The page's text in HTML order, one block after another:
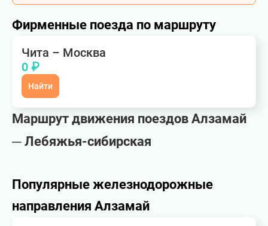
Фирменные поезда по маршруту
Чита – Москва
0 ₽
Найти
Маршрут движения поездов Алзамай
─ Лебяжья-сибирская
Популярные железнодорожные
направления Алзамай